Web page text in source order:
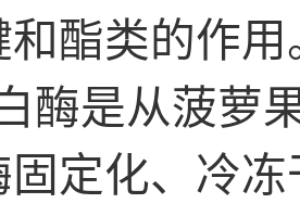
和酯类的作用
酶是从菠萝
固定化、冷